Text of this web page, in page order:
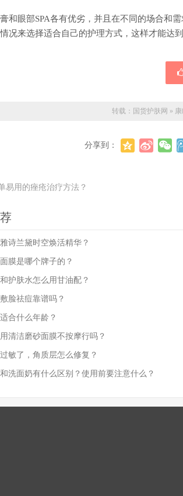
和眼部SPA各有优劣，并且在不同的场合和
况来选择适合自己的护理方式，这样才能达
转载： 国货护肤网 »
分享到：
易用的痤疮治疗方法？
诗兰黛时空焕活精华？
膜是哪个牌子的？
护肤水怎么用甘油配？
脸祛痘靠谱吗？
合什么年龄？
清洁磨砂面膜不按摩行吗？
敏了，角质层怎么修复？
洗面奶有什么区别？使用前要注意什么？